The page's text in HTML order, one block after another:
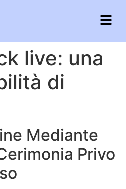
live: una
di
Mediante
Privo